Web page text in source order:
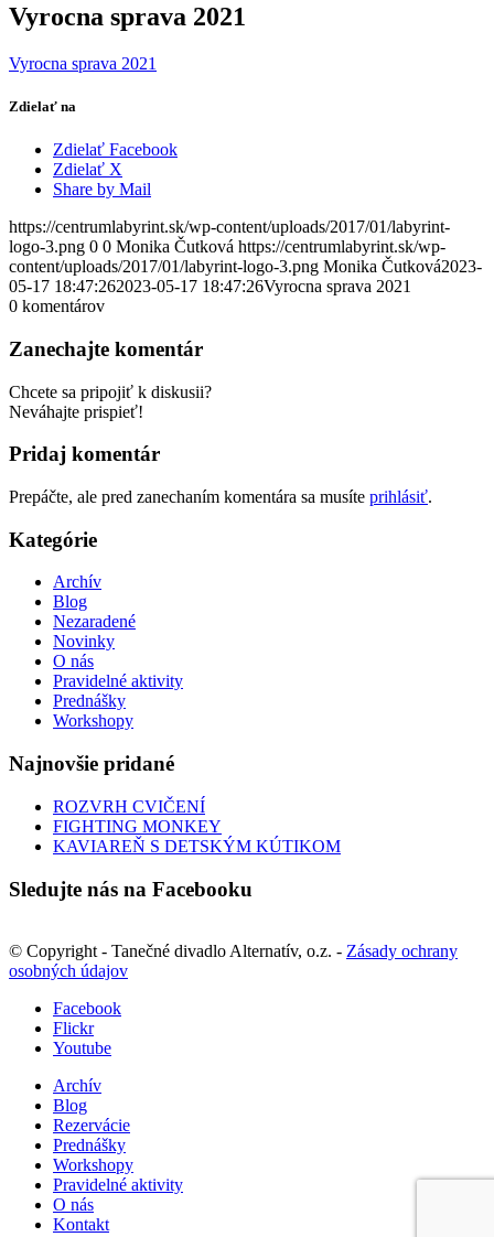
Vyrocna sprava 2021
Vyrocna sprava 2021
Zdielať na
Zdielať Facebook
Zdielať X
Share by Mail
https://centrumlabyrint.sk/wp-content/uploads/2017/01/labyrint-
logo-3.png 0 0 Monika Čutková https://centrumlabyrint.sk/wp-
content/uploads/2017/01/labyrint-logo-3.png Monika Čutková2023-
05-17 18:47:262023-05-17 18:47:26Vyrocna sprava 2021
0 komentárov
Zanechajte komentár
Chcete sa pripojiť k diskusii?
Neváhajte prispieť!
Pridaj komentár
Prepáčte, ale pred zanechaním komentára sa musíte prihlásiť.
Kategórie
Archív
Blog
Nezaradené
Novinky
O nás
Pravidelné aktivity
Prednášky
Workshopy
Najnovšie pridané
ROZVRH CVIČENÍ
FIGHTING MONKEY
KAVIAREŇ S DETSKÝM KÚTIKOM
Sledujte nás na Facebooku
© Copyright - Tanečné divadlo Alternatív, o.z. - Zásady ochrany
osobných údajov
Facebook
Flickr
Youtube
Archív
Blog
Rezervácie
Prednášky
Workshopy
Pravidelné aktivity
O nás
Kontakt